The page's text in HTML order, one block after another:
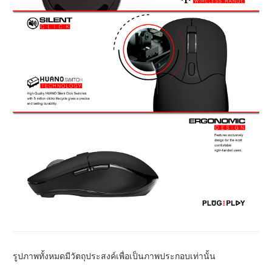
รูปภาพทั้งหมดมีวัตถุประสงค์เพื่อเป็นภาพประกอบเท่านั้น